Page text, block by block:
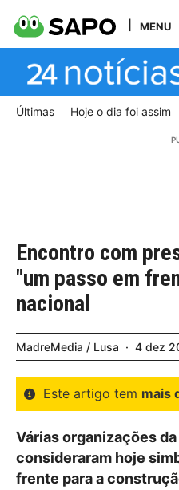
MENU
Últimas Hoje o dia foi assim
Encontro com
"um passo em
nacional
MadreMedia / Lusa 4 dez
Este artigo tem mais
Várias organizações
consideraram hoje
frente para a